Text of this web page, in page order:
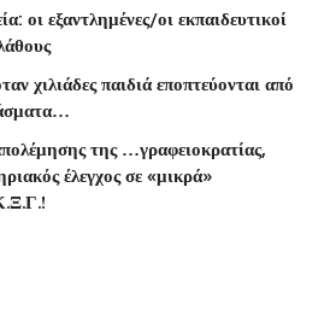
οι εξαντλημένες/οι εκπαιδευτικοί
χιλιάδες παιδιά εποπτεύονται από
της …γραφειοκρατίας,
έλεγχος σε «μικρά»